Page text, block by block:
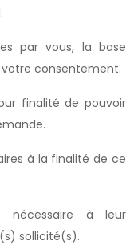
par vous, la base
consentement.
finalité de pouvoir
à la finalité de ce
nécessaire à leur
sollicité(s).